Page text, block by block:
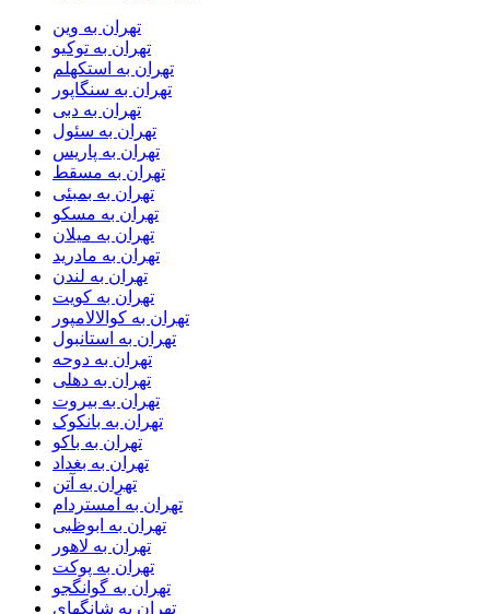
تهران به وین
تهران به توکیو
تهران به استکهلم
تهران به سنگاپور
تهران به دبی
تهران به سئول
تهران به پاریس
تهران به مسقط
تهران به بمبئی
تهران به مسکو
تهران به میلان
تهران به مادرید
تهران به لندن
تهران به کویت
تهران به کوالالامپور
تهران به استانبول
تهران به دوحه
تهران به دهلی
تهران به بیروت
تهران به بانکوک
تهران به باکو
تهران به بغداد
تهران به آتن
تهران به آمستردام
تهران به ابوظبی
تهران به لاهور
تهران به پوکت
تهران به گوانگجو
تهران به شانگهای